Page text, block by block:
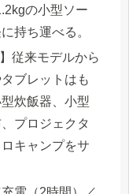
の小型ソー
持ち運べる。
従来モデルから
ブレットはも
炊飯器、小型
プロジェクタ
キャンプをサ